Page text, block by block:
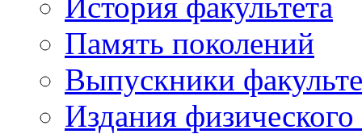
Память поколений
Выпускники
Издания физического